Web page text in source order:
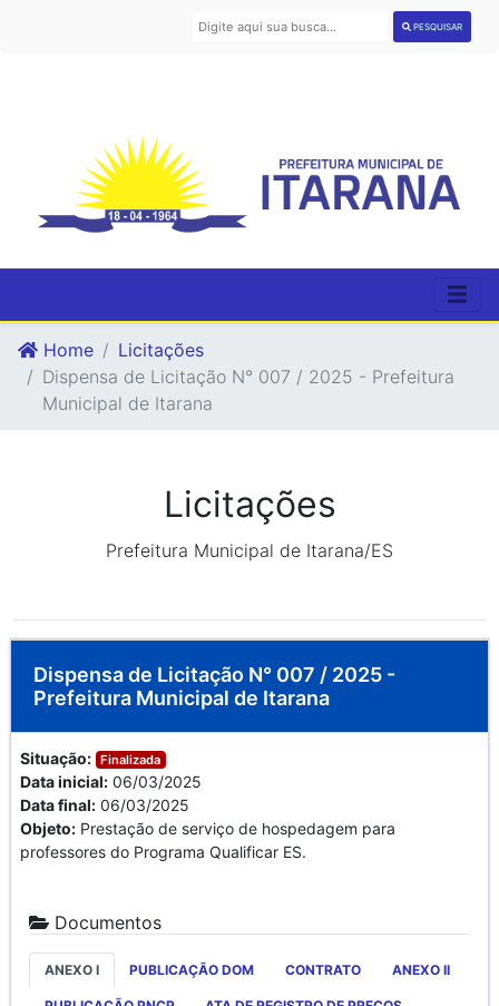
PESQUISAR
Home
Licitações
Dispensa de Licitação N° 007 / 2025 - Prefeitura
Municipal de Itarana
Licitações
Prefeitura Municipal de Itarana/ES
Dispensa de Licitação N° 007 / 2025 -
Prefeitura Municipal de Itarana
Situação: Finalizada
Data inicial: 06/03/2025
Data final: 06/03/2025
Objeto: Prestação de serviço de hospedagem para
professores do Programa Qualificar ES.
Documentos
ANEXO I PUBLICAÇÃO DOM CONTRATO ANEXO II